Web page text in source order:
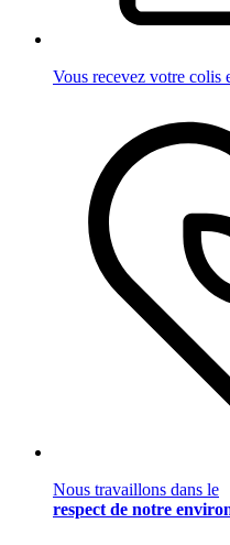
Vous recevez votre colis
Nous travaillons dans le
respect de notre